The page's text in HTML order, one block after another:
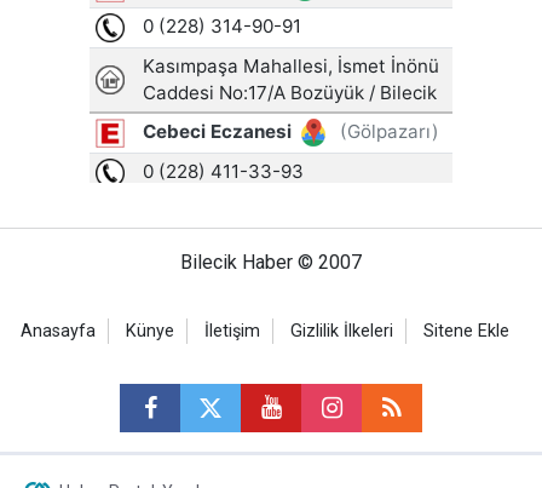
Bilecik Haber © 2007
Anasayfa Künye İletişim Gizlilik İlkeleri Sitene Ekle